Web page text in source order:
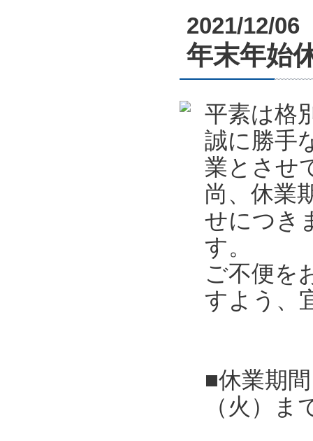
2021/12/06
年末年始
平素は格
誠に勝手
業とさせ
尚、休業
せにつき
す。
ご不便を
すよう、
■休業期
（火）ま